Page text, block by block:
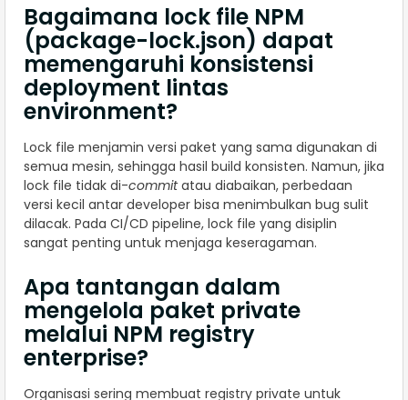
Bagaimana lock file NPM
(package-lock.json) dapat
memengaruhi konsistensi
deployment lintas
environment?
Lock file menjamin versi paket yang sama digunakan di
semua mesin, sehingga hasil build konsisten. Namun, jika
lock file tidak di-commitatau diabaikan, perbedaan
versi kecil antar developer bisa menimbulkan bug sulit
dilacak. Pada CI/CD pipeline, lock file yang disiplin
sangat penting untuk menjaga keseragaman.
Apa tantangan dalam
mengelola paket private
melalui NPM registry
enterprise?
Organisasi sering membuat registry private untuk